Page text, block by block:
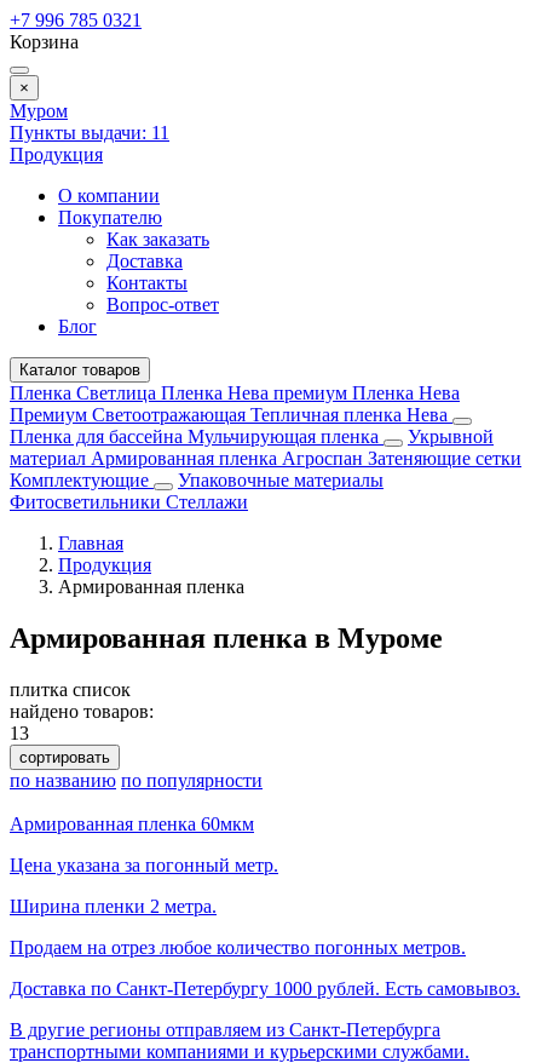
+7 996 785 0321
Корзина
×
Муром
Пункты выдачи: 11
Продукция
О компании
Покупателю
Как заказать
Доставка
Контакты
Вопрос-ответ
Блог
Каталог товаров
Пленка Светлица Пленка Нева премиум Пленка Нева
Премиум Светоотражающая Тепличная пленка Нева
Пленка для бассейна Мульчирующая пленка
Укрывной
материал Армированная пленка Агроспан Затеняющие сетки
Комплектующие
Упаковочные материалы
Фитосветильники Стеллажи
Главная
Продукция
Армированная пленка
Армированная пленка в Муроме
плитка список
найдено товаров:
13
сортировать
по названию по популярности
Армированная пленка 60мкм
Цена указана за погонный метр.
Ширина пленки 2 метра.
Продаем на отрез любое количество погонных метров.
Доставка по Санкт-Петербургу 1000 рублей. Есть самовывоз.
В другие регионы отправляем из Санкт-Петербурга
транспортными компаниями и курьерскими службами.